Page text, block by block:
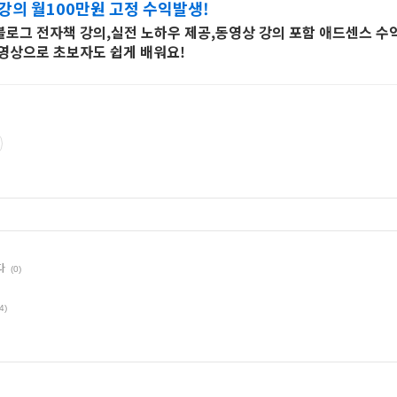
의 월100만원 고정 수익발생!
그 전자책 강의,실전 노하우 제공,동영상 강의 포함 애드센스 수
상으로 초보자도 쉽게 배워요!
(0)